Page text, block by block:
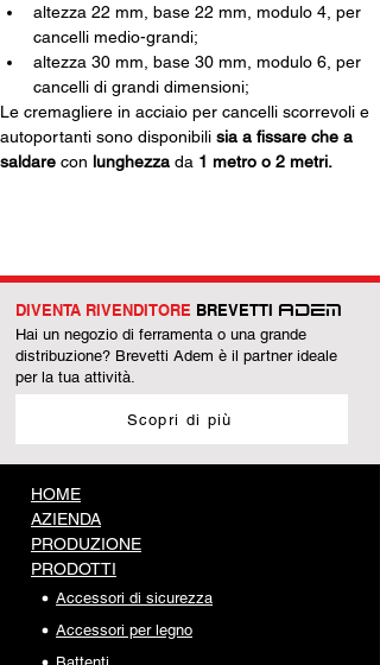
altezza 22 mm, base 22 mm, modulo 4, per
cancelli medio-grandi;
altezza 30 mm, base 30 mm, modulo 6, per
cancelli di grandi dimensioni;
Le cremagliere in acciaio per cancelli scorrevoli e
autoportanti sono disponibili sia a fissare che a
saldare con lunghezza da 1 metro o 2 metri.
DIVENTA RIVENDITORE BREVETTI ADEM
Hai un negozio di ferramenta o una grande
distribuzione? Brevetti Adem è il partner ideale
per la tua attività.
Scopri di più
HOME
AZIENDA
PRODUZIONE
PRODOTTI
Accessori di sicurezza
Accessori per legno